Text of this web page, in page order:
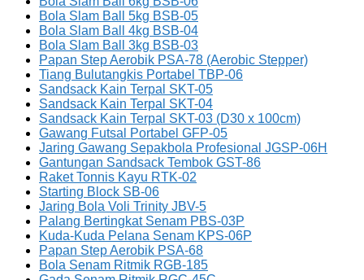
Bola Slam Ball 5kg BSB-05
Bola Slam Ball 4kg BSB-04
Bola Slam Ball 3kg BSB-03
Papan Step Aerobik PSA-78 (Aerobic Stepper)
Tiang Bulutangkis Portabel TBP-06
Sandsack Kain Terpal SKT-05
Sandsack Kain Terpal SKT-04
Sandsack Kain Terpal SKT-03 (D30 x 100cm)
Gawang Futsal Portabel GFP-05
Jaring Gawang Sepakbola Profesional JGSP-06H
Gantungan Sandsack Tembok GST-86
Raket Tonnis Kayu RTK-02
Starting Block SB-06
Jaring Bola Voli Trinity JBV-5
Palang Bertingkat Senam PBS-03P
Kuda-Kuda Pelana Senam KPS-06P
Papan Step Aerobik PSA-68
Bola Senam Ritmik RGB-185